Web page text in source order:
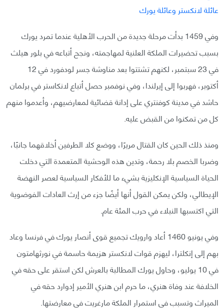
وفي 1459 بدأت مرحلة جديدة من الحرب الأهلية عندما تمرد يورك
بسبب تحضيرات الملكة العلنية لمهاجمته، ونجح أتباعه في بلور هيلث
في 23 سبتمبر، لكنهم تشتتوا بعد مناوشة جسر لودفورد في 12
أكتوبر، فهربوا إلى إيرلندا، وفي نوفمبر حصل أتباع لانكاستر في برلمان
حاشد في مدينة كوفنتري على إدانة قضائية لمعارضيهم، وأعدموا منهم
كل من تمكنوا من القبض عليه.
ومنذ ذلك الحين كان القتال مريرًا، ووضع كلا الطرفين أخلاقهما جانبًا،
وضربا الخصم بلا رحمة، وتدين هذه الوحشية المتعمدة التي دخلت
الحياة السياسية الإنكليزية بشيء ما للأفكار السياسية لعصر النهضة
الإيطالي، ولكن يمكن القول أنها أيضًا جزء من إرث العادات الفوضوية
التي اكتسبها النبلاء في حرب المئة عام.
وفي يونيو 1460 أعاد وارويك تجميع قوى أنصار يورك في فرنسا وعاد
بهم إلى إنكلترا، ليهزم قوات لانكستر هزيمة حاسمة في نورثهامتون
في 10 يوليو، وحاول يورك المطالبة بالعرش لكن استقر على حقه في
الخلافة عند وفاة هنري، ما حرم ابن هنري الأمير إدوارد حقه في
الميراث وتسبب في استمرار الملكة مارغريت في معارضتها.